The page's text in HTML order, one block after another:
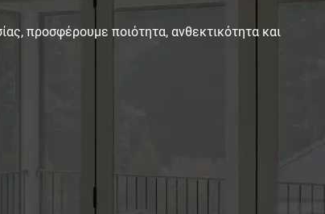
προσφέρουμε ποιότητα, ανθεκτικότητα και